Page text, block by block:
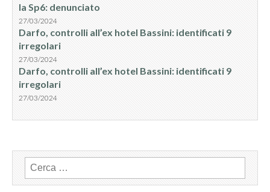
la Sp6: denunciato
27/03/2024
Darfo, controlli all’ex hotel Bassini: identificati 9
irregolari
27/03/2024
Darfo, controlli all’ex hotel Bassini: identificati 9
irregolari
27/03/2024
Ricerca
per: